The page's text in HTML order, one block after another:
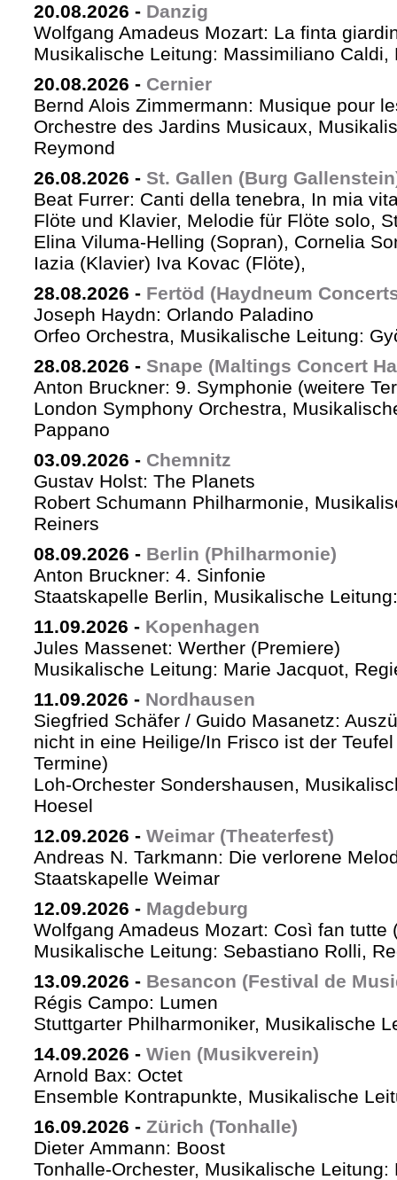
20.08.2026 - Danzig
Wolfgang Amadeus Mozart: La finta
Musikalische Leitung: Massimiliano Caldi,
20.08.2026 - Cernier
Bernd Alois Zimmermann: Musique pour
Orchestre des Jardins Musicaux,
Reymond
26.08.2026 - St. Gallen (Burg
Beat Furrer: Canti della tenebra, In mia
Flöte und Klavier, Melodie für Flöte solo,
Elina Viluma-Helling (Sopran), Cornelia
Iazia (Klavier) Iva Kovac (Flöte),
28.08.2026 - Fertöd (Haydneum
Joseph Haydn: Orlando Paladino
Orfeo Orchestra, Musikalische Leitung:
28.08.2026 - Snape (Maltings Concert
Anton Bruckner: 9. Symphonie (weitere
London Symphony Orchestra,
Pappano
03.09.2026 - Chemnitz
Gustav Holst: The Planets
Robert Schumann Philharmonie,
Reiners
08.09.2026 - Berlin (Philharmonie)
Anton Bruckner: 4. Sinfonie
Staatskapelle Berlin, Musikalische
11.09.2026 - Kopenhagen
Jules Massenet: Werther (Premiere)
Musikalische Leitung: Marie Jacquot,
11.09.2026 - Nordhausen
Siegfried Schäfer / Guido Masanetz:
nicht in eine Heilige/In Frisco ist der
Termine)
Loh-Orchester Sondershausen,
Hoesel
12.09.2026 - Weimar (Theaterfest)
Andreas N. Tarkmann: Die verlorene
Staatskapelle Weimar
12.09.2026 - Magdeburg
Wolfgang Amadeus Mozart: Così fan tutte
Musikalische Leitung: Sebastiano Rolli,
13.09.2026 - Besancon (Festival de
Régis Campo: Lumen
Stuttgarter Philharmoniker, Musikalische
14.09.2026 - Wien (Musikverein)
Arnold Bax: Octet
Ensemble Kontrapunkte, Musikalische
16.09.2026 - Zürich (Tonhalle)
Dieter Ammann: Boost
Tonhalle-Orchester, Musikalische Leitung: